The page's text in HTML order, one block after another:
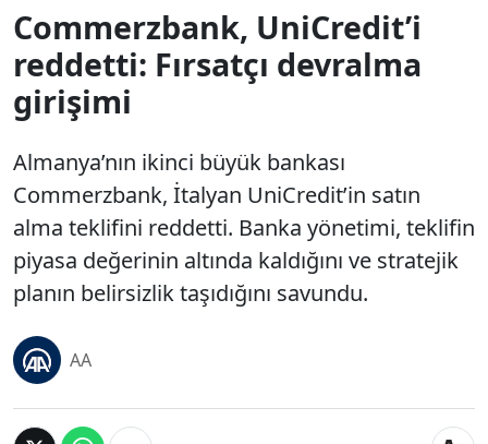
Commerzbank, UniCredit’i
reddetti: Fırsatçı devralma
girişimi
Almanya’nın ikinci büyük bankası
Commerzbank, İtalyan UniCredit’in satın
alma teklifini reddetti. Banka yönetimi, teklifin
piyasa değerinin altında kaldığını ve stratejik
planın belirsizlik taşıdığını savundu.
AA